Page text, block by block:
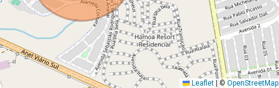
Leaflet |© OpenStreetMap